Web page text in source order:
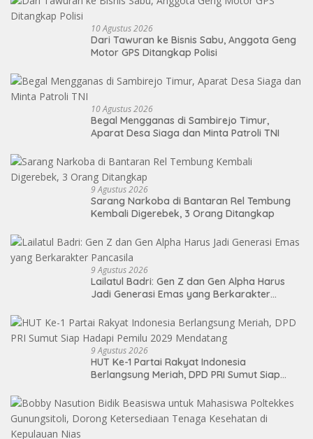
10 Agustus 2026
Dari Tawuran ke Bisnis Sabu, Anggota Geng
Motor GPS Ditangkap Polisi
10 Agustus 2026
Begal Mengganas di Sambirejo Timur,
Aparat Desa Siaga dan Minta Patroli TNI
9 Agustus 2026
Sarang Narkoba di Bantaran Rel Tembung
Kembali Digerebek, 3 Orang Ditangkap
9 Agustus 2026
Lailatul Badri: Gen Z dan Gen Alpha Harus
Jadi Generasi Emas yang Berkarakter
9 Agustus 2026
HUT Ke-1 Partai Rakyat Indonesia
Berlangsung Meriah, DPD PRI Sumut Siap